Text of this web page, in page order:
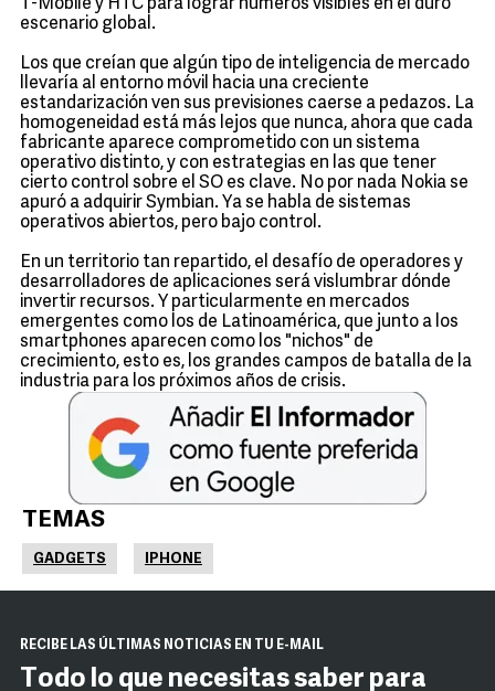
T-Mobile y HTC para lograr números visibles en el duro
escenario global.
Los que creían que algún tipo de inteligencia de mercado
llevaría al entorno móvil hacia una creciente
estandarización ven sus previsiones caerse a pedazos. La
homogeneidad está más lejos que nunca, ahora que cada
fabricante aparece comprometido con un sistema
operativo distinto, y con estrategias en las que tener
cierto control sobre el SO es clave. No por nada Nokia se
apuró a adquirir Symbian. Ya se habla de sistemas
operativos abiertos, pero bajo control.
En un territorio tan repartido, el desafío de operadores y
desarrolladores de aplicaciones será vislumbrar dónde
invertir recursos. Y particularmente en mercados
emergentes como los de Latinoamérica, que junto a los
smartphones aparecen como los "nichos" de
crecimiento, esto es, los grandes campos de batalla de la
industria para los próximos años de crisis.
TEMAS
GADGETS IPHONE
RECIBE LAS ÚLTIMAS NOTICIAS EN TU E-MAIL
Todo lo que necesitas saber para